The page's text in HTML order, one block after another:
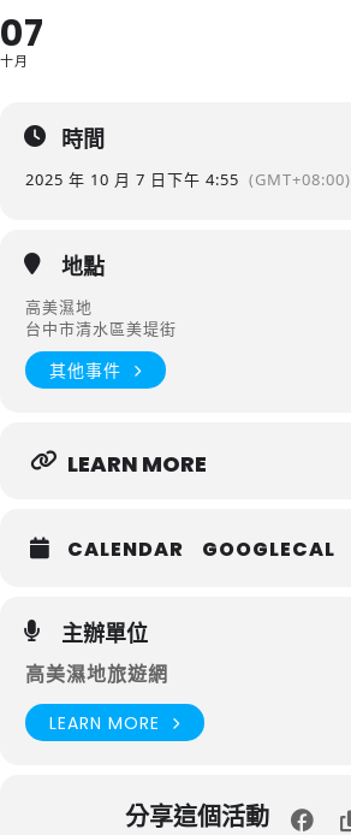
07
十月
時間
2025 年 10 月 7 日下午 4:55 (GMT+08:00)
地點
高美濕地
台中市清水區美堤街
其他事件
LEARN MORE
CALENDAR GOOGLECAL
主辦單位
高美濕地旅遊網
LEARN MORE
分享這個活動